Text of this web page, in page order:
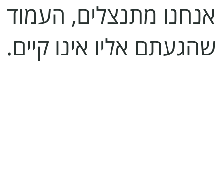
אנחנו מתנצלים, העמוד
שהגעתם אליו אינו קיים.